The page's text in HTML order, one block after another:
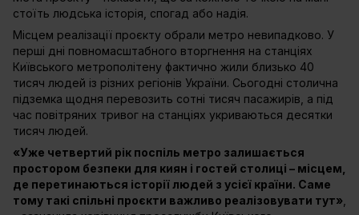
стоїть людська історія, спогад або надія.
Місцем реалізації проєкту обрали метро невипадково. У
перші дні повномасштабного вторгнення на станціях
Київського метрополітену фактично жили близько 40
тисяч людей із різних регіонів України. Сьогодні столична
підземка щодня перевозить сотні тисяч пасажирів, а під
час повітряних тривог на станціях укриваються десятки
тисяч людей.
«Уже четвертий рік поспіль метро залишається
простором безпеки для киян і гостей столиці – місцем,
де перетинаються історії людей з усієї країни. Саме
тому такі спільні проєкти важливо реалізовувати тут»